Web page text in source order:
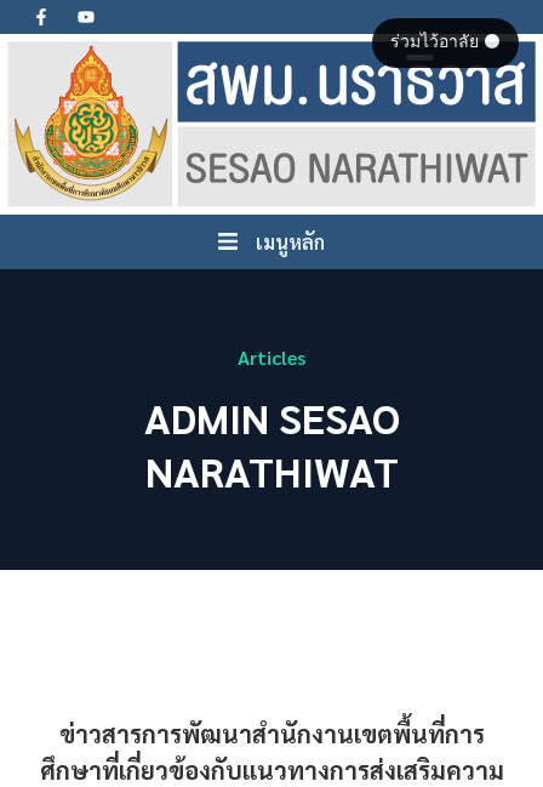
เมนูหลัก
Articles
ADMIN SESAO
NARATHIWAT
ข่าวสารการพัฒนาสำนักงานเขตพื้นที่การ
ศึกษาที่เกี่ยวข้องกับแนวทางการส่งเสริมความ
ร่วมไว้อาลัย ⚫